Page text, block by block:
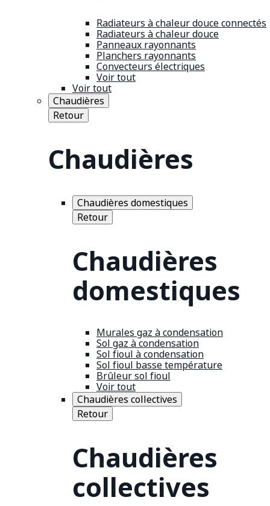
Radiateurs à chaleur douce connectés
Radiateurs à chaleur douce
Panneaux rayonnants
Planchers rayonnants
Convecteurs électriques
Voir tout
Voir tout
Chaudières
Retour
Chaudières
Chaudières domestiques
Retour
Chaudières
domestiques
Murales gaz à condensation
Sol gaz à condensation
Sol fioul à condensation
Sol fioul basse température
Brûleur sol fioul
Voir tout
Chaudières collectives
Retour
Chaudières
collectives